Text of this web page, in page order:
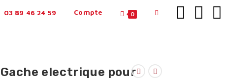
03 89 46 24 59 Compte 0
Gache electrique pour